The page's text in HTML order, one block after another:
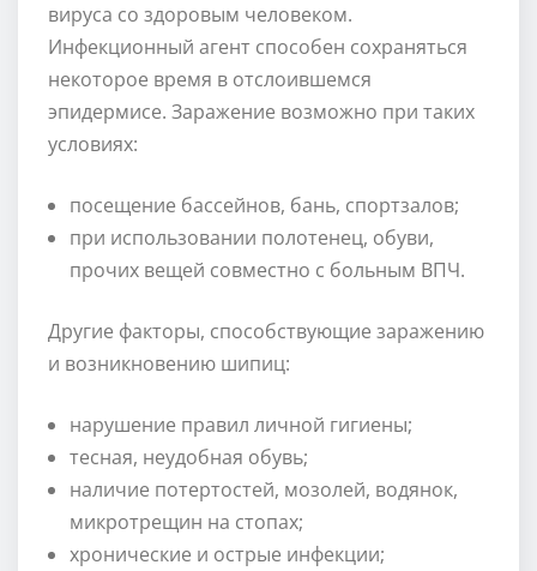
вируса со здоровым человеком.
Инфекционный агент способен сохраняться
некоторое время в отслоившемся
эпидермисе. Заражение возможно при таких
условиях:
посещение бассейнов, бань, спортзалов;
при использовании полотенец, обуви,
прочих вещей совместно с больным ВПЧ.
Другие факторы, способствующие заражению
и возникновению шипиц:
нарушение правил личной гигиены;
тесная, неудобная обувь;
наличие потертостей, мозолей, водянок,
микротрещин на стопах;
хронические и острые инфекции;